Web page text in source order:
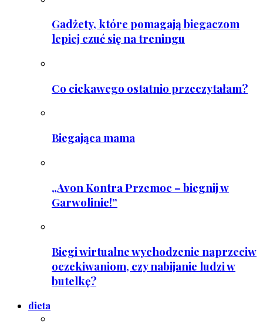
Gadżety, które pomagają biegaczom
lepiej czuć się na treningu
Co ciekawego ostatnio przeczytałam?
Biegająca mama
„Avon Kontra Przemoc – biegnij w
Garwolinie!”
Biegi wirtualne wychodzenie naprzeciw
oczekiwaniom, czy nabijanie ludzi w
butelkę?
dieta